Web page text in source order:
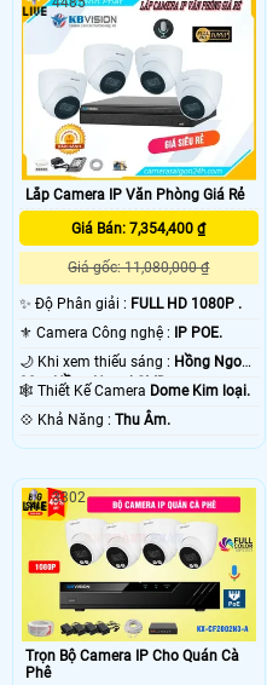
Lắp Camera IP Văn Phòng Giá Rẻ
Giá Bán: 7,354,400 ₫
Giá gốc: 11,080,000 ₫
✨ Độ Phân giải : FULL HD 1080P .
⚜️ Camera Công nghệ :
IP POE.
🌙 Khi xem thiếu sáng : Hồng Ngoại
30m Hồng Ngoại SMD.
🕸️ Thiết Kế Camera Dome Kim loại.
️💠 Khả Năng : Thu Âm.
Trọn Bộ Camera IP Cho Quán Cà
Phê
3302